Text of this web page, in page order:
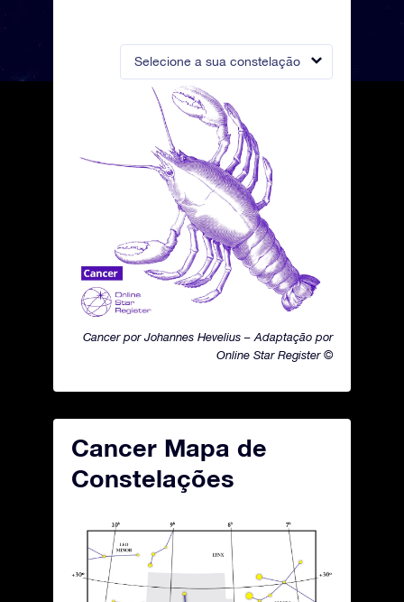
Selecione a sua constelação
Cancer por Johannes Hevelius – Adaptação por
Online Star Register ©
Cancer Mapa de
Constelações